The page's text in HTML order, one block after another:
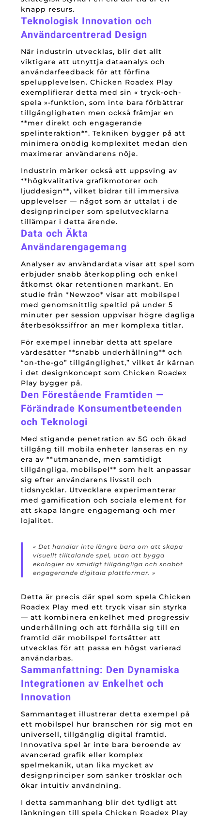
knapp resurs.
Teknologisk Innovation och
Användarcentrerad Design
När industrin utvecklas, blir det allt
viktigare att utnyttja dataanalys och
användarfeedback för att förfina
spelupplevelsen. Chicken Roadex Play
exemplifierar detta med sin « tryck-och-
spela »-funktion, som inte bara förbättrar
tillgängligheten men också främjar en
**mer direkt och engagerande
spelinteraktion**. Tekniken bygger på att
minimera onödig komplexitet medan den
maximerar användarens nöje.
Industrin märker också ett uppsving av
**högkvalitativa grafikmotorer och
ljuddesign**, vilket bidrar till immersiva
upplevelser — något som är uttalat i de
designprinciper som spelutvecklarna
tillämpar i detta ärende.
Data och Äkta
Användarengagemang
Analyser av användardata visar att spel som
erbjuder snabb återkoppling och enkel
åtkomst ökar retentionen markant. En
studie från *Newzoo* visar att mobilspel
med genomsnittlig speltid på under 5
minuter per session uppvisar högre dagliga
återbesökssiffror än mer komplexa titlar.
För exempel innebär detta att spelare
värdesätter **snabb underhållning** och
“on-the-go” tillgänglighet,” vilket är kärnan
i det designkoncept som Chicken Roadex
Play bygger på.
Den Förestående Framtiden —
Förändrade Konsumentbeteenden
och Teknologi
Med stigande penetration av 5G och ökad
tillgång till mobila enheter lanseras en ny
era av **utmanande, men samtidigt
tillgängliga, mobilspel** som helt anpassar
sig efter användarens livsstil och
tidsnycklar. Utvecklare experimenterar
med gamification och sociala element för
att skapa längre engagemang och mer
lojalitet.
« Det handlar inte längre bara om att skapa
visuellt tilltalande spel, utan att bygga
ekologier av smidigt tillgängliga och snabbt
engagerande digitala plattformar. »
Detta är precis där spel som spela Chicken
Roadex Play med ett tryck visar sin styrka
— att kombinera enkelhet med progressiv
underhållning och att förhålla sig till en
framtid där mobilspel fortsätter att
utvecklas för att passa en högst varierad
användarbas.
Sammanfattning: Den Dynamiska
Integrationen av Enkelhet och
Innovation
Sammantaget illustrerar detta exempel på
ett mobilspel hur branschen rör sig mot en
universell, tillgänglig digital framtid.
Innovativa spel är inte bara beroende av
avancerad grafik eller komplex
spelmekanik, utan lika mycket av
designprinciper som sänker trösklar och
ökar intuitiv användning.
I detta sammanhang blir det tydligt att
länkningen till spela Chicken Roadex Play